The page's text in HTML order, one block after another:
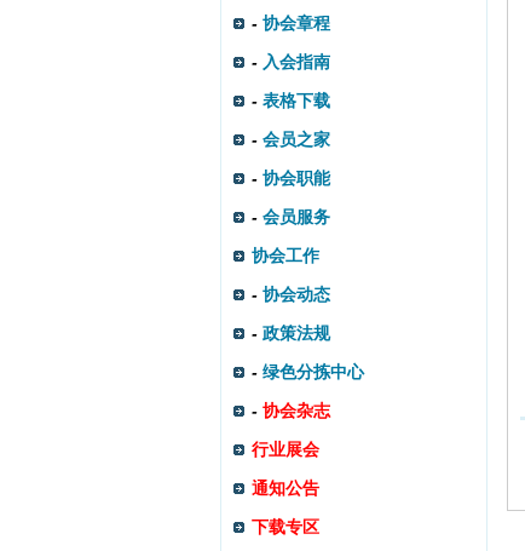
- 协会章程
- 入会指南
- 表格下载
- 会员之家
- 协会职能
- 会员服务
协会工作
- 协会动态
- 政策法规
- 绿色分拣中心
- 协会杂志
行业展会
通知公告
下载专区